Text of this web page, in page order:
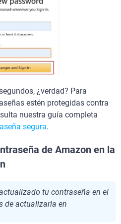
¿verdad? Para
estén protegidas contra
nuestra guía completa
segura.
de Amazon en la
tu contraseña en el
de actualizarla en